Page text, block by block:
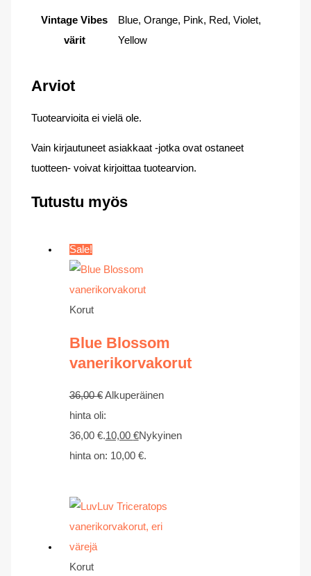
Vintage Vibes
värit
Blue, Orange, Pink, Red, Violet,
Yellow
Arviot
Tuotearvioita ei vielä ole.
Vain kirjautuneet asiakkaat -jotka ovat ostaneet
tuotteen- voivat kirjoittaa tuotearvion.
Tutustu myös
Sale!
Korut
Blue Blossom
vanerikorvakorut
36,00€ Alkuperäinen
hinta oli:
36,00 €.10,00 €Nykyinen
hinta on: 10,00 €.
Korut